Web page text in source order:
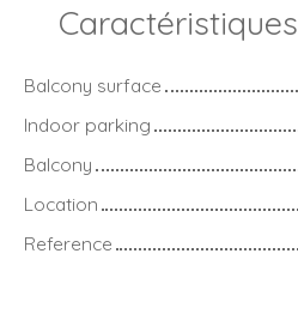
Caractéristiques
Balcony surface
Indoor parking
Balcony
Location
Reference